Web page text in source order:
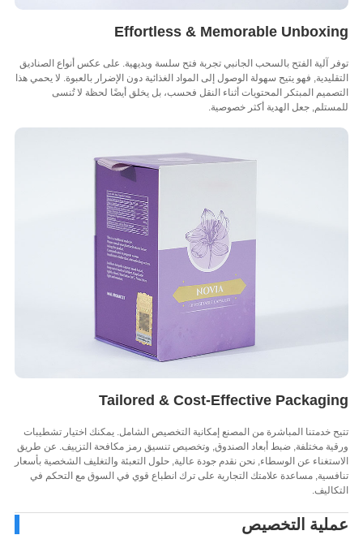
Effortless & Memorable
آلية الفتح بالسحب الجانبي تجربة فتح سلسة وبديهية. على عكس أنواع الصناديق
فهو يتيح سهولة الوصول إلى المواد الغذائية دون الإضرار بالعبوة. لا يحمي هذا
المبتكر المحتويات أثناء النقل فحسب، بل يخلق أيضًا لحظة لا تُنسى
جعل الهدية أكثر خصوصية.
Tailored & Cost-Effective
خدمتنا المباشرة من المصنع إمكانية التخصيص الشامل. يمكنك اختيار تشطيبات
مختلفة, ضبط أبعاد الصندوق, وتخصيص تنسيق رمز مكافحة التزييف. عن طريق
عن الوسطاء, نحن نقدم جودة عالية, حلول التعبئة والتغليف الشخصية بأسعار
مساعدة علامتك التجارية على ترك انطباع قوي في السوق مع التحكم في
التخصيص